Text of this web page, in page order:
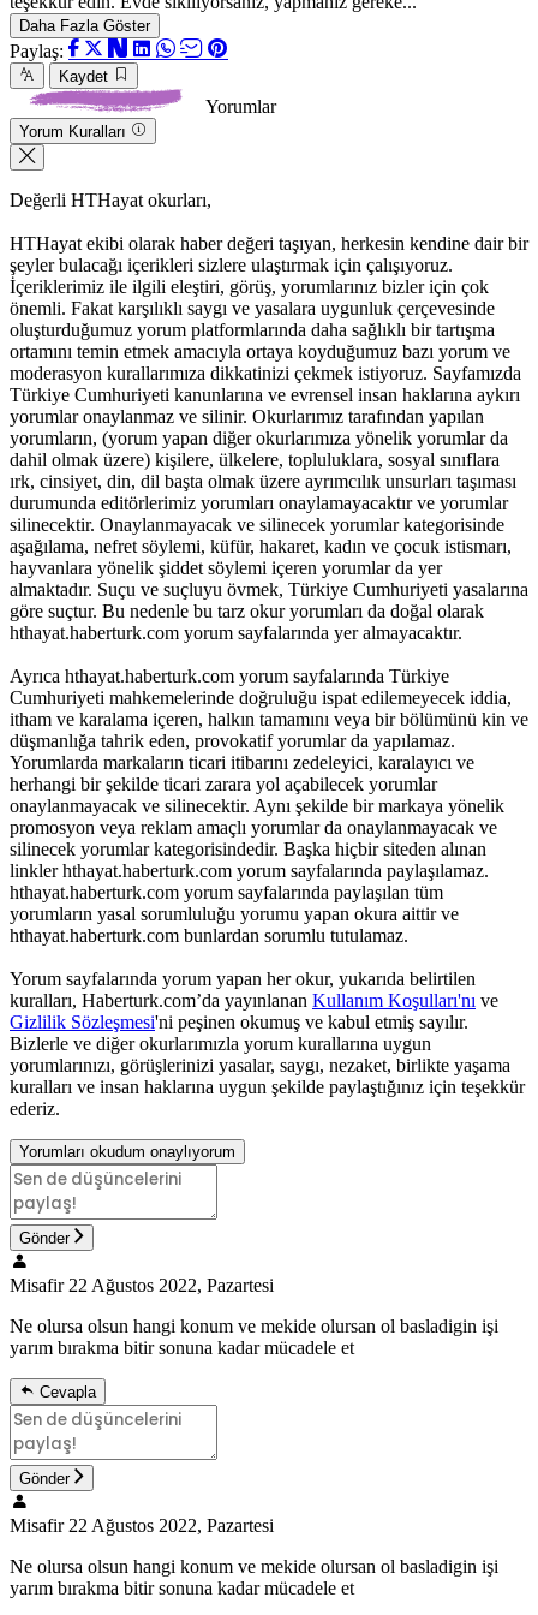
Daha Fazla Göster
Paylaş:
Kaydet
Yorumlar
Yorum Kuralları
Değerli HTHayat okurları,
HTHayat ekibi olarak haber değeri taşıyan, herkesin kendine dair bir
şeyler bulacağı içerikleri sizlere ulaştırmak için çalışıyoruz.
İçeriklerimiz ile ilgili eleştiri, görüş, yorumlarınız bizler için çok
önemli. Fakat karşılıklı saygı ve yasalara uygunluk çerçevesinde
oluşturduğumuz yorum platformlarında daha sağlıklı bir tartışma
ortamını temin etmek amacıyla ortaya koyduğumuz bazı yorum ve
moderasyon kurallarımıza dikkatinizi çekmek istiyoruz. Sayfamızda
Türkiye Cumhuriyeti kanunlarına ve evrensel insan haklarına aykırı
yorumlar onaylanmaz ve silinir. Okurlarımız tarafından yapılan
yorumların, (yorum yapan diğer okurlarımıza yönelik yorumlar da
dahil olmak üzere) kişilere, ülkelere, topluluklara, sosyal sınıflara
ırk, cinsiyet, din, dil başta olmak üzere ayrımcılık unsurları taşıması
durumunda editörlerimiz yorumları onaylamayacaktır ve yorumlar
silinecektir. Onaylanmayacak ve silinecek yorumlar kategorisinde
aşağılama, nefret söylemi, küfür, hakaret, kadın ve çocuk istismarı,
hayvanlara yönelik şiddet söylemi içeren yorumlar da yer
almaktadır. Suçu ve suçluyu övmek, Türkiye Cumhuriyeti yasalarına
göre suçtur. Bu nedenle bu tarz okur yorumları da doğal olarak
hthayat.haberturk.com yorum sayfalarında yer almayacaktır.
Ayrıca hthayat.haberturk.com yorum sayfalarında Türkiye
Cumhuriyeti mahkemelerinde doğruluğu ispat edilemeyecek iddia,
itham ve karalama içeren, halkın tamamını veya bir bölümünü kin ve
düşmanlığa tahrik eden, provokatif yorumlar da yapılamaz.
Yorumlarda markaların ticari itibarını zedeleyici, karalayıcı ve
herhangi bir şekilde ticari zarara yol açabilecek yorumlar
onaylanmayacak ve silinecektir. Aynı şekilde bir markaya yönelik
promosyon veya reklam amaçlı yorumlar da onaylanmayacak ve
silinecek yorumlar kategorisindedir. Başka hiçbir siteden alınan
linkler hthayat.haberturk.com yorum sayfalarında paylaşılamaz.
hthayat.haberturk.com yorum sayfalarında paylaşılan tüm
yorumların yasal sorumluluğu yorumu yapan okura aittir ve
hthayat.haberturk.com bunlardan sorumlu tutulamaz.
Yorum sayfalarında yorum yapan her okur, yukarıda belirtilen
kuralları, Haberturk.com’da yayınlanan Kullanım Koşulları'nı ve
Gizlilik Sözleşmesi'ni peşinen okumuş ve kabul etmiş sayılır.
Bizlerle ve diğer okurlarımızla yorum kurallarına uygun
yorumlarınızı, görüşlerinizi yasalar, saygı, nezaket, birlikte yaşama
kuralları ve insan haklarına uygun şekilde paylaştığınız için teşekkür
ederiz.
Yorumları okudum onaylıyorum
Gönder
Misafir 22 Ağustos 2022, Pazartesi
Ne olursa olsun hangi konum ve mekide olursan ol basladigin işi
yarım bırakma bitir sonuna kadar mücadele et
Cevapla
Gönder
Misafir 22 Ağustos 2022, Pazartesi
Ne olursa olsun hangi konum ve mekide olursan ol basladigin işi
yarım bırakma bitir sonuna kadar mücadele et